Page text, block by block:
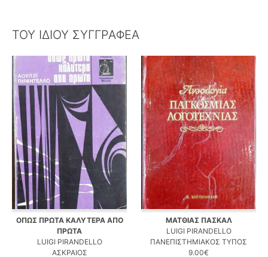
ΤΟΥ ΙΔΙΟΥ ΣΥΓΓΡΑΦΕΑ
ΟΠΩΣ ΠΡΩΤΑ ΚΑΛΥΤΕΡΑ ΑΠΟ
ΠΡΩΤΑ
LUIGI PIRANDELLO
ΑΣΚΡΑΙΟΣ
ΜΑΤΘΙΑΣ ΠΑΣΚΑΛ
LUIGI PIRANDELLO
ΠΑΝΕΠΙΣΤΗΜΙΑΚΟΣ ΤΥΠΟΣ
9.00€